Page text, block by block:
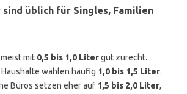
üblich für Singles, Familien
mit 0,5 bis 1,0 Litergut zurecht.
wählen häufig 1,0 bis 1,5 Liter.
Büros setzen eher auf 1,5 bis 2,0 Liter,